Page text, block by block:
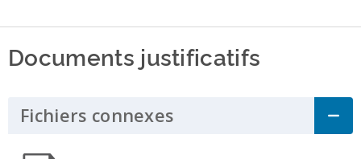
Documents justificatifs
Fichiers connexes Click to Expand